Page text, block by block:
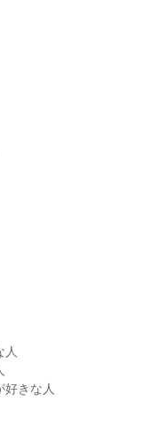
人
好きな人